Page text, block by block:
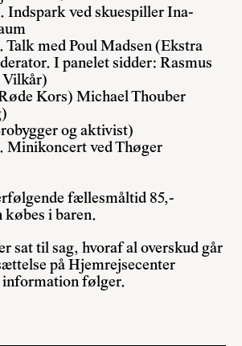
Indspark ved skuespiller Ina-
Talk med Poul Madsen (Ekstra
I panelet sidder: Rasmus
Vilkår)
Kors) Michael Thouber
og aktivist)
Minikoncert ved Thøger
fællesmåltid 85,-
i baren.
sat til sag, hvoraf al overskud går
på Hjemrejsecenter
følger.